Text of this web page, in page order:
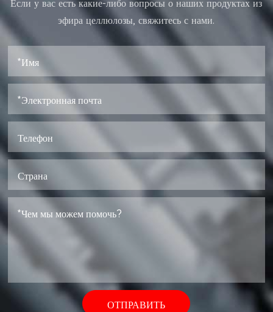
эфира целлюлозы, свяжитесь с нами.
ОТПРАВИТЬ